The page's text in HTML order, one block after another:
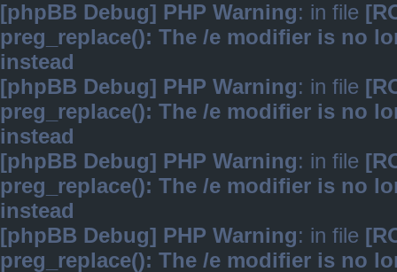
[phpBB Debug] PHP Warning: in file
preg_replace(): The /e modifier is no
instead
[phpBB Debug] PHP Warning: in file
preg_replace(): The /e modifier is no
instead
[phpBB Debug] PHP Warning: in file
preg_replace(): The /e modifier is no
instead
[phpBB Debug] PHP Warning: in file
preg_replace(): The /e modifier is no